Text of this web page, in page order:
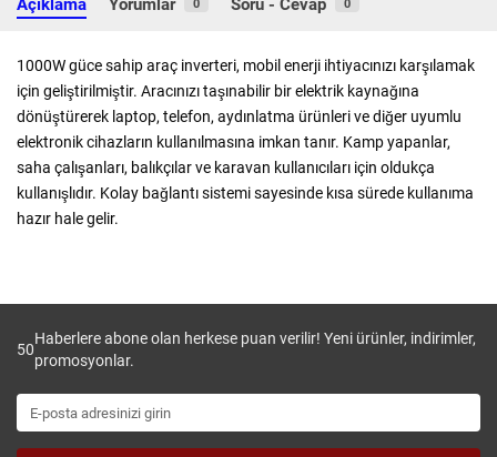
0 0
1000W güce sahip araç inverteri, mobil enerji ihtiyacınızı karşılamak
için geliştirilmiştir. Aracınızı taşınabilir bir elektrik kaynağına
dönüştürerek laptop, telefon, aydınlatma ürünleri ve diğer uyumlu
elektronik cihazların kullanılmasına imkan tanır. Kamp yapanlar,
saha çalışanları, balıkçılar ve karavan kullanıcıları için oldukça
kullanışlıdır. Kolay bağlantı sistemi sayesinde kısa sürede kullanıma
hazır hale gelir.
50
Haberlere abone olan herkese puan verilir! Yeni ürünler, indirimler,
promosyonlar.